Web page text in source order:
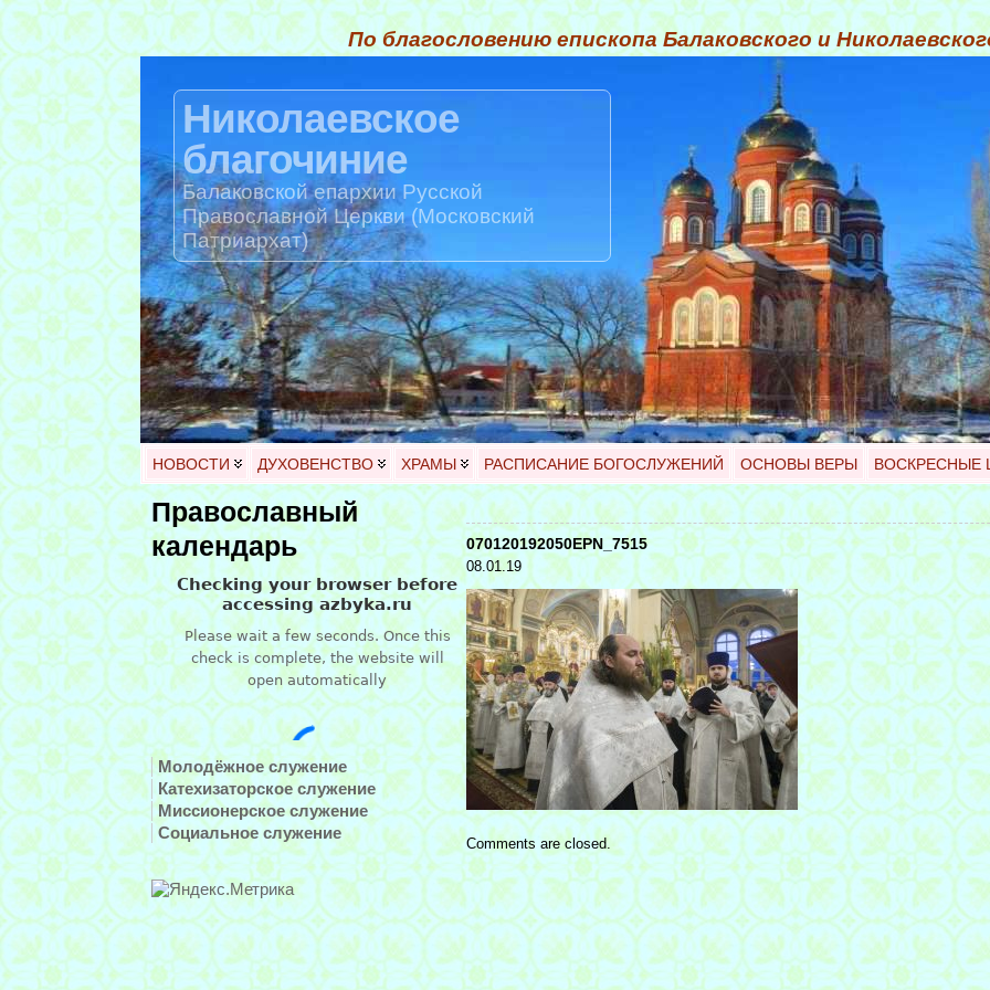
По благословению епископа Балаковского и
Николаевское
благочиние
Балаковской епархии Русской
Православной Церкви (Московский
Патриархат)
НОВОСТИ ДУХОВЕНСТВО ХРАМЫ РАСПИСАНИЕ БОГОСЛУЖЕНИЙ ОСНОВЫ ВЕРЫ ВОСКРЕСНЫЕ
Православный
календарь
Молодёжное служение
Катехизаторское служение
Миссионерское служение
Социальное служение
070120192050EPN_7515
08.01.19
Comments are closed.